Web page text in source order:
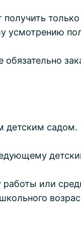
усмотрению
детским садом.
или